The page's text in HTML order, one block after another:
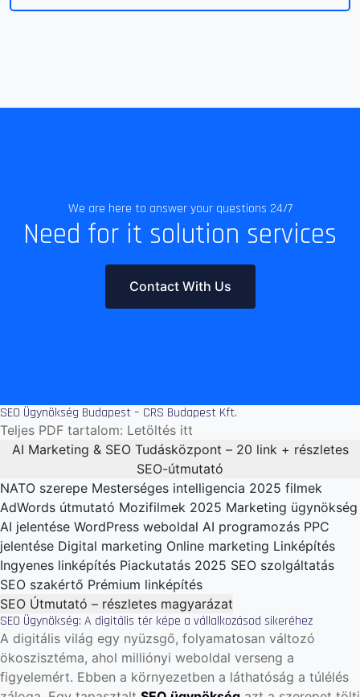
We are here to answer your questions 24/7
Need for it solution services
Contact With Us
SEO Ügynökség Budapest – CRS Budapest Kft.
Teljes PDF tartalom: Letöltés itt
AI Marketing & SEO Tudásközpont – 20 link + részletes
SEO-útmutató
NATO szerepe Mesterséges intelligencia 2025 filmek
AdWords útmutató Mozifilmek 2025 Marketing ügynökség
AI jelentése WordPress weboldal AI programozás PPC
jelentése Digital marketing Online marketing Linképítés
Ingyenes linképítés Piackutatás 2025 SEO szolgáltatás
SEO szakértő Prémium linképítés
SEO Útmutató – részletes magyarázat
SEO Ügynökség: A digitális tér képe a vállalkozásod sikeréhez
A digitális világ egy nyüzsgő, folyamatosan változó
ökoszisztéma, ahol milliónyi weboldal verseng a
figyelemért. Ebben a környezetben a láthatóság a túlélés